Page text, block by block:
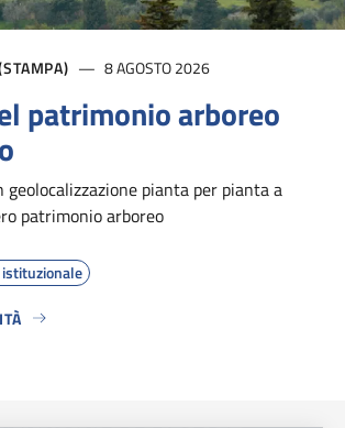
8 AGOSTO 2026
patrimonio arboreo
geolocalizzazione pianta per pianta a
patrimonio arboreo
istituzionale